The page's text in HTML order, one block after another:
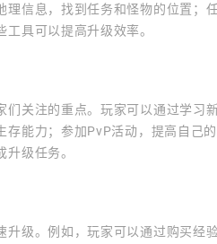
信息，找到任务和怪物的位置；
具可以提高升级效率。
关注的重点。玩家可以通过学习
存能力；参加PvP活动，提高自己
级任务。
升级。例如，玩家可以通过购买经